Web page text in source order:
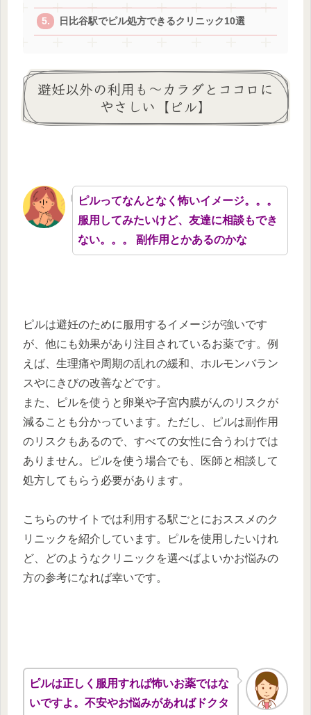
日比谷駅でピル処方できるクリニック10選
避妊以外の利用も～カラダとココロに
やさしい【ピル】
ピルってなんとなく怖いイメージ。。。
服用してみたいけど、友達に相談もでき
ない。。。 副作用とかあるのかな
ピルは避妊のために服用するイメージが強いです
が、他にも効果があり注目されているお薬です。例
えば、生理痛や周期の乱れの緩和、ホルモンバラン
スやにきびの改善などです。
また、ピルを使うと卵巣や子宮内膜がんのリスクが
減ることも分かっています。ただし、ピルは副作用
のリスクもあるので、すべての女性に合うわけでは
ありません。ピルを使う場合でも、医師と相談して
処方してもらう必要があります。
こちらのサイトでは利用する駅ごとにおススメのク
リニックを紹介しています。ピルを使用したいけれ
ど、どのようなクリニックを選べばよいかお悩みの
方の参考になれば幸いです。
ピルは正しく服用すれば怖いお薬ではな
いですよ。不安やお悩みがあればドクタ